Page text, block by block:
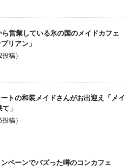
営業している氷の国のメイドカフェ
リアン」
稿）
トの和装メイドさんがお出迎え「メイ
」
稿）
ペーンでバズった噂のコンカフェ